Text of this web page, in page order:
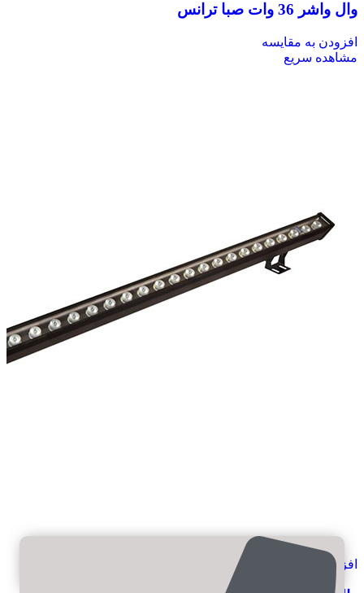
وال واشر 36 وات صبا ترانس
افزودن به مقایسه
مشاهده سریع
افزودن به علاقه مندی